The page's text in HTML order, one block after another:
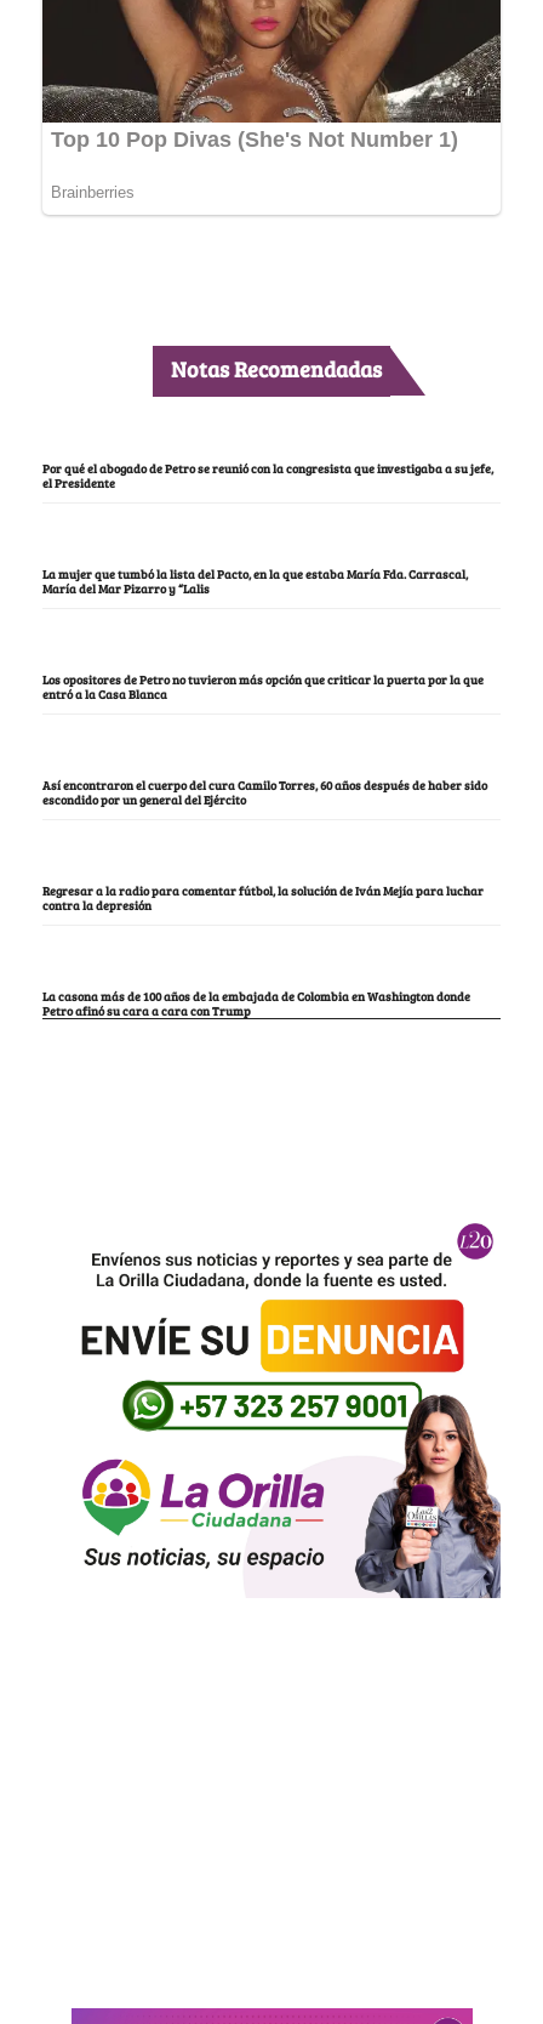
Notas Recomendadas
Por qué el abogado de Petro se reunió con la congresista que investigaba a su jefe,
el Presidente
La mujer que tumbó la lista del Pacto, en la que estaba María Fda. Carrascal,
María del Mar Pizarro y “Lalis
Los opositores de Petro no tuvieron más opción que criticar la puerta por la que
entró a la Casa Blanca
Así encontraron el cuerpo del cura Camilo Torres, 60 años después de haber sido
escondido por un general del Ejército
Regresar a la radio para comentar fútbol, la solución de Iván Mejía para luchar
contra la depresión
La casona más de 100 años de la embajada de Colombia en Washington donde
Petro afinó su cara a cara con Trump